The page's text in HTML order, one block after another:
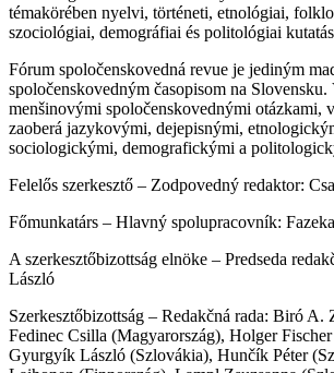
témakörében nyelvi, történeti, etnológiai,
szociológiai, demográfiai és politológiai
Fórum spoločenskovedná revue je jediným
spoločenskovedným časopisom na Slovensku.
menšinovými spoločenskovednými otázkami,
zaoberá jazykovými, dejepisnými,
sociologickými, demografickými a
Felelős szerkesztő – Zodpovedný redaktor:
Főmunkatárs – Hlavný spolupracovník:
A szerkesztőbizottság elnöke – Predseda
László
Szerkesztőbizottság – Redakčná rada: Biró A.
Fedinec Csilla (Magyarország), Holger
Gyurgyík László (Szlovákia), Hunčík Péter